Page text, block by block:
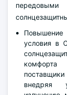
передовыми
условия в
внедряя